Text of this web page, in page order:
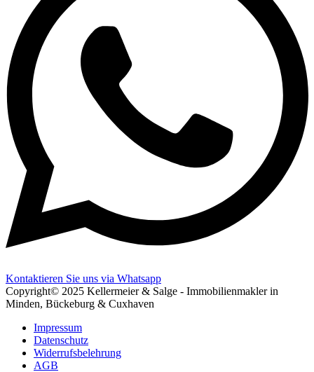
Kontaktieren Sie uns via Whatsapp
Copyright© 2025 Kellermeier & Salge - Immobilienmakler in
Minden, Bückeburg & Cuxhaven
Impressum
Datenschutz
Widerrufsbelehrung
AGB